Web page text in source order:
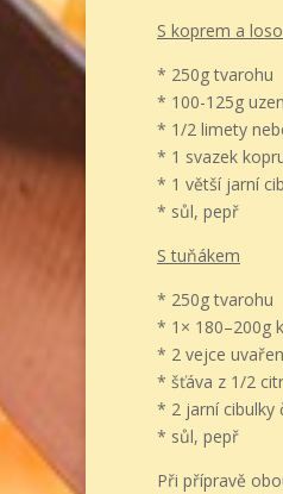
S koprem a
* 250g tvarohu
* 100-125g
* 1/2 limety
* 1 svazek
* 1 větší jarní
* sůl, pepř
S tuňákem
* 250g tvarohu
* 1× 180–200g
* 2 vejce
* šťáva z 1/2
* 2 jarní cibulky
* sůl, pepř
Při přípravě